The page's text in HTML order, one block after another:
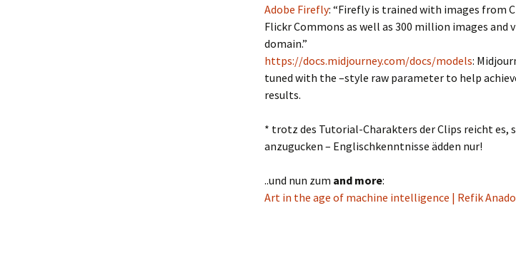
Adobe Firefly: “Firefly is trained with images from
Flickr Commons as well as 300 million images and
domain.”
https://docs.midjourney.com/docs/models:
tuned with the –style raw parameter to help
results.
* trotz des Tutorial-Charakters der Clips reicht es,
anzugucken – Englischkenntnisse ädden nur!
..und nun zum and more:
Art in the age of machine intelligence | Refik